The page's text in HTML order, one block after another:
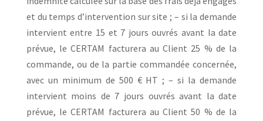
et du temps d’intervention sur site ; – si la demande
intervient entre 15 et 7 jours ouvrés avant la date
prévue, le CERTAM facturera au Client 25 % de la
commande, ou de la partie commandée concernée,
avec un minimum de 500 € HT ; – si la demande
intervient moins de 7 jours ouvrés avant la date
prévue, le CERTAM facturera au Client 50 % de la